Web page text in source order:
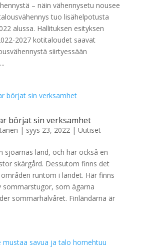
– näin vähennysetu nousee
tuo lisähelpotusta
alussa. Hallituksen esityksen
2027 kotitaloudet saavat
siirtyessään
börjat sin verksamhet
| syys 23, 2022| Uutiset
sjöarnas land, och har också en
skärgård. Dessutom finns det
runtom i landet. Här finns
sommarstugor, som ägarna
sommarhalvåret. Finländarna är